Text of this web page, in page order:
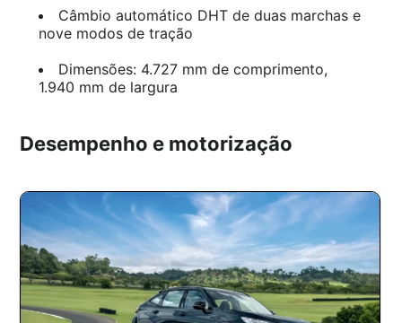
Câmbio automático DHT de duas marchas e
nove modos de tração
Dimensões: 4.727 mm de comprimento,
1.940 mm de largura
Desempenho e motorização